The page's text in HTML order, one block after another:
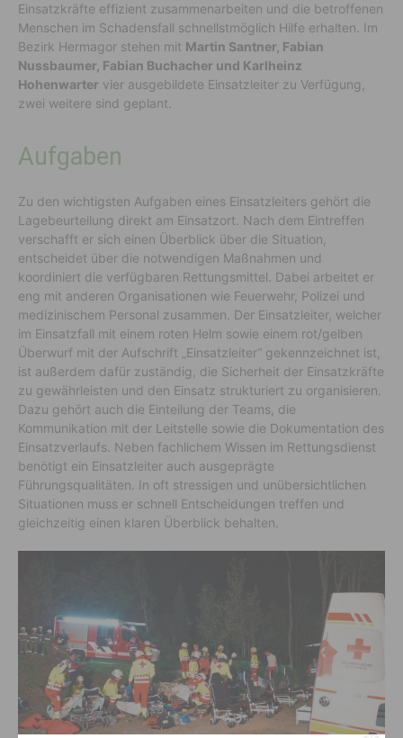
Einsatzkräfte effizient zusammenarbeiten und die betroffenen
Menschen im Schadensfall schnellstmöglich Hilfe erhalten. Im
Bezirk Hermagor stehen mit Martin Santner, Fabian
Nussbaumer, Fabian Buchacher und Karlheinz
Hohenwarter vier ausgebildete Einsatzleiter zu Verfügung,
zwei weitere sind geplant.
Aufgaben
Zu den wichtigsten Aufgaben eines Einsatzleiters gehört die
Lagebeurteilung direkt am Einsatzort. Nach dem Eintreffen
verschafft er sich einen Überblick über die Situation,
entscheidet über die notwendigen Maßnahmen und
koordiniert die verfügbaren Rettungsmittel. Dabei arbeitet er
eng mit anderen Organisationen wie Feuerwehr, Polizei und
medizinischem Personal zusammen. Der Einsatzleiter, welcher
im Einsatzfall mit einem roten Helm sowie einem rot/gelben
Überwurf mit der Aufschrift „Einsatzleiter“ gekennzeichnet ist,
ist außerdem dafür zuständig, die Sicherheit der Einsatzkräfte
zu gewährleisten und den Einsatz strukturiert zu organisieren.
Dazu gehört auch die Einteilung der Teams, die
Kommunikation mit der Leitstelle sowie die Dokumentation des
Einsatzverlaufs. Neben fachlichem Wissen im Rettungsdienst
benötigt ein Einsatzleiter auch ausgeprägte
Führungsqualitäten. In oft stressigen und unübersichtlichen
Situationen muss er schnell Entscheidungen treffen und
gleichzeitig einen klaren Überblick behalten.